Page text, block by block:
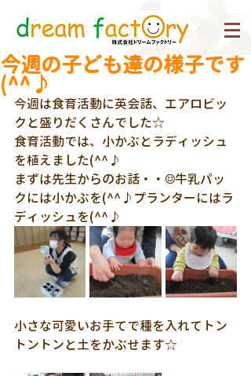
今週の子ども達の様子です
(^^♪
今週は食育活動に英会話、エアロビッ
クと盛りだくさんでした☆
食育活動では、小かぶとラディッシュ
を植えました(^^♪
まずは先生からのお話・・☺牛乳パッ
クには小かぶを(^^♪プランターにはラ
ディッシュを(^^♪
小さな可愛いお手てで種を入れてトン
トントンと土をかぶせます☆